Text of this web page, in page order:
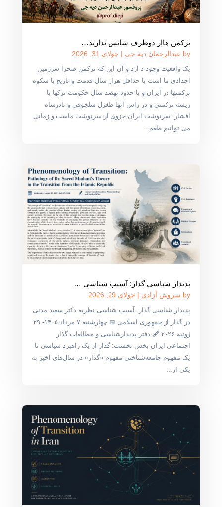
ترکمن هااز دوطرف شانس ندارند…
by عبدالرحمان دیه جی | جولای 31, 2026
یک واقعیت وجود د ارد و آن این که ترکمن صحرا سرزمین
اجدادی ما است با حداقل هزار سال قدمت و تاریخ با شکوه
ترکمنها در ایران و با حدود نهصد سال حکومت ترکها با
ریشه ترکمنی و در راس آنها طغرل سلجوقی و نادرشاه
افشار. سرنوشت ایران جزوی از سرنوشت ماست و زمانی
می توانیم طعم...
پدیدار شناسی گذار: آسیب شناسی …
by سروش آزادی | جولای 29, 2026
پدیدار شناسی گذار: آسیب شناسی نظریه دکتر سعید مدنی
در گذار از جمهوری اسلامی 📅 چهارشنبه ۷ مرداد ۱۴۰۵- ۲۹
ژوئیه ۲۰۲۶ 🖋 دفتر پدیدارشناسی و مطالعات گذار
اجتماعی ایران بخش نخست: گذار از یک راهبرد سیاسی تا
یک مفهوم جامعه‌شناختی مفهوم «گذار» در سال‌های اخیر به
یکی از...